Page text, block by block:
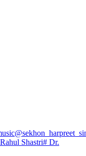
Shastri# Dr.